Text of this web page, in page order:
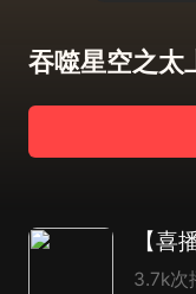
吞噬星空之太
3.7k次